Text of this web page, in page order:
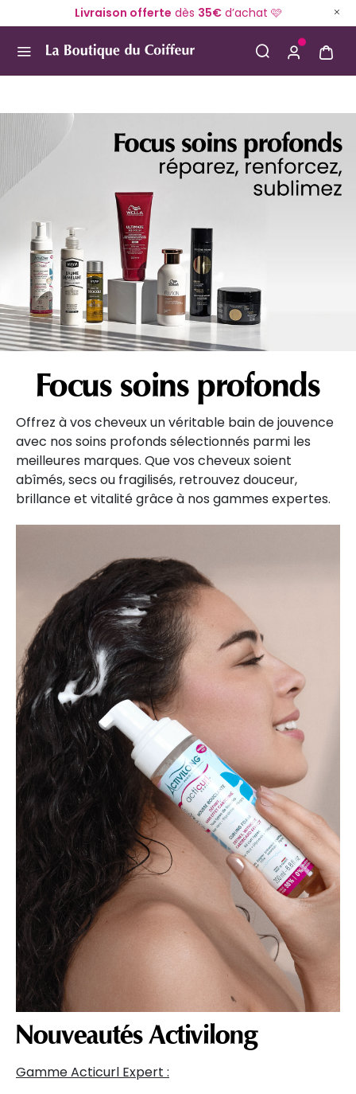
Livraison offerte dès 35€d’achat 🩷
Focus soins profonds
Offrez à vos cheveux un véritable bain de jouvence
avec nos soins profonds sélectionnés parmi les
meilleures marques. Que vos cheveux soient
abîmés, secs ou fragilisés, retrouvez douceur,
brillance et vitalité grâce à nos gammes expertes.
Nouveautés Activilong
Gamme Acticurl Expert :